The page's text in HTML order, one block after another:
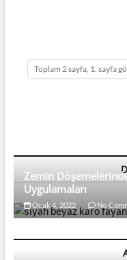
Toplam 2 sayfa, 1. sayfa
Zemin
Uygulamaları
Ocak 4, 2022 No